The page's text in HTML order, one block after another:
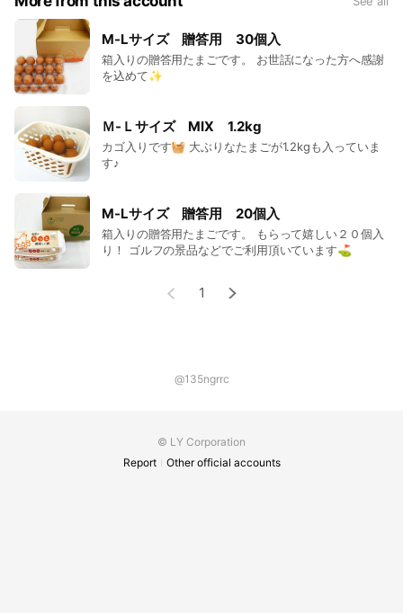
M-Lサイズ 贈答用 30個入
箱入りの贈答用たまごです。 お世話になった方へ感謝
を込めて✨
Ｍ-Ｌサイズ MIX 1.2kg
カゴ入りです🧺 大ぶりなたまごが1.2kgも入っていま
す♪
M-Lサイズ 贈答用 20個入
箱入りの贈答用たまごです。 もらって嬉しい２０個入
り！ ゴルフの景品などでご利用頂いています⛳
1
@135ngrrc
© LY Corporation
Report
Other official accounts